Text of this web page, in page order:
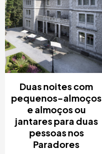
Duas noites com
pequenos-almoços
e almoços ou
jantares para duas
pessoas nos
Paradores